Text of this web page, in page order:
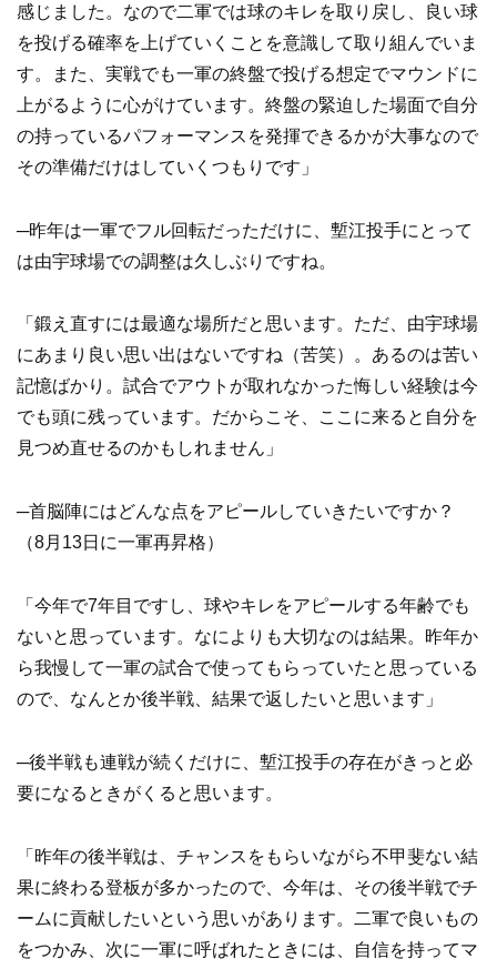
感じました。なので二軍では球のキレを取り戻し、良い球
を投げる確率を上げていくことを意識して取り組んでいま
す。また、実戦でも一軍の終盤で投げる想定でマウンドに
上がるように心がけています。終盤の緊迫した場面で自分
の持っているパフォーマンスを発揮できるかが大事なので
その準備だけはしていくつもりです」
─昨年は一軍でフル回転だっただけに、塹江投手にとって
は由宇球場での調整は久しぶりですね。
「鍛え直すには最適な場所だと思います。ただ、由宇球場
にあまり良い思い出はないですね（苦笑）。あるのは苦い
記憶ばかり。試合でアウトが取れなかった悔しい経験は今
でも頭に残っています。だからこそ、ここに来ると自分を
見つめ直せるのかもしれません」
─首脳陣にはどんな点をアピールしていきたいですか？
（8月13日に一軍再昇格）
「今年で7年目ですし、球やキレをアピールする年齢でも
ないと思っています。なによりも大切なのは結果。昨年か
ら我慢して一軍の試合で使ってもらっていたと思っている
ので、なんとか後半戦、結果で返したいと思います」
─後半戦も連戦が続くだけに、塹江投手の存在がきっと必
要になるときがくると思います。
「昨年の後半戦は、チャンスをもらいながら不甲斐ない結
果に終わる登板が多かったので、今年は、その後半戦でチ
ームに貢献したいという思いがあります。二軍で良いもの
をつかみ、次に一軍に呼ばれたときには、自信を持ってマ